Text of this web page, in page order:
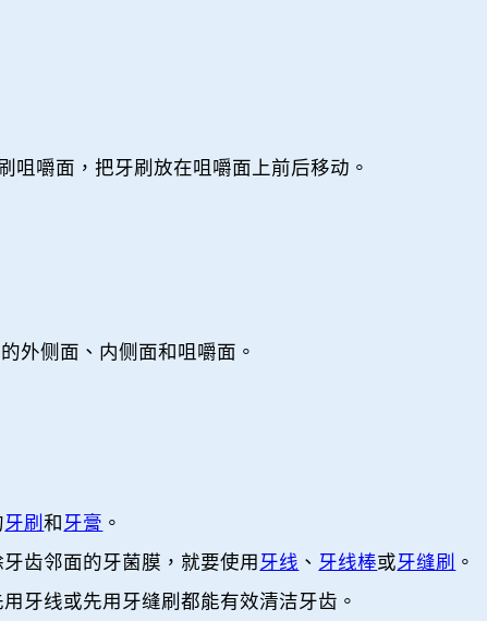
咀嚼面，把牙刷放在咀嚼面上前后移动。
外侧面、内侧面和咀嚼面。
牙刷和牙膏 。
齿邻面的牙菌膜，就要使用牙线 、 牙线棒或牙缝刷 。
牙线或先用牙缝刷都能有效清洁牙齿。